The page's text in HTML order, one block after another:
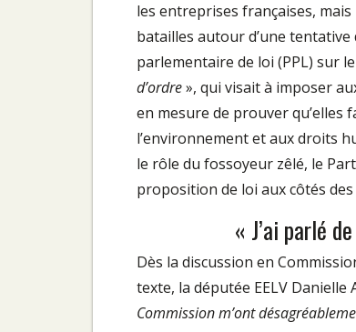
les entreprises françaises,
batailles autour d’une
parlementaire de loi (PPL) sur
d’ordre», qui visait à imposer
en mesure de prouver qu’elles
l’environnement et aux droits
le rôle du fossoyeur zêlé, le
proposition de loi aux côtés
« J’ai parlé
Dès la discussion en
texte, la députée EELV
Commission m’ont